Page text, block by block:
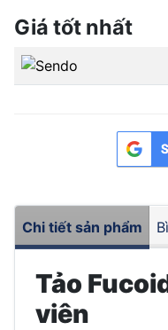
Giá tốt nhất
Chi tiết sản phẩm
Tảo
viên